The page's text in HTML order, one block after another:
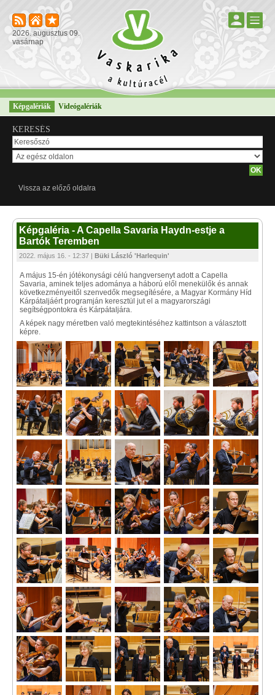
2026. augusztus 09.
vasárnap
Képgalériák Videógalériák
KERESÉS
Vissza az előző oldalra
Képgaléria - A Capella Savaria Haydn-estje a
Bartók Teremben
2022. május 16. - 12:37 | Büki László 'Harlequin'
A május 15-én jótékonysági célú hangversenyt adott a Capella
Savaria, aminek teljes adománya a háború elől menekülők és annak
következményeitől szenvedők megsegítésére, a Magyar Kormány Híd
Kárpátaljáért programján keresztül jut el a magyarországi
segítségpontokra és Kárpátaljára.
A képek nagy méretben való megtekintéséhez kattintson a választott
képre.